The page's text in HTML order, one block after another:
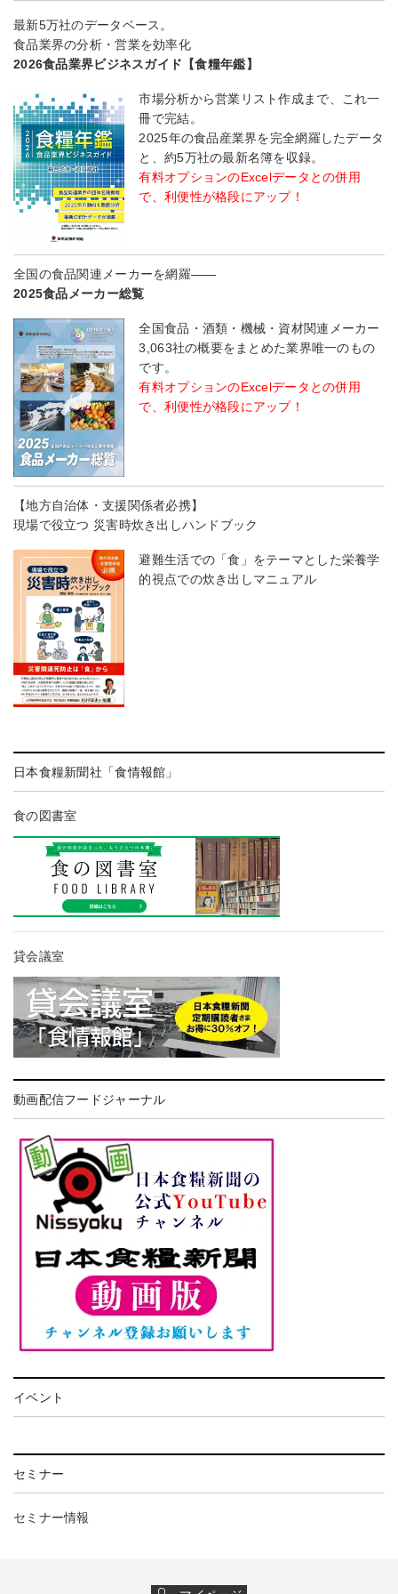
最新5万社のデータベース。
食品業界の分析・営業を効率化
2026食品業界ビジネスガイド【食糧年鑑】
市場分析から営業リスト作成まで、これ一
冊で完結。
2025年の食品産業界を完全網羅したデータ
と、約5万社の最新名簿を収録。
有料オプションのExcelデータとの併用
で、利便性が格段にアップ！
全国の食品関連メーカーを網羅――
2025食品メーカー総覧
全国食品・酒類・機械・資材関連メーカー
3,063社の概要をまとめた業界唯一のもの
です。
有料オプションのExcelデータとの併用
で、利便性が格段にアップ！
【地方自治体・支援関係者必携】
現場で役立つ 災害時炊き出しハンドブック
避難生活での「食」をテーマとした栄養学
的視点での炊き出しマニュアル
日本食糧新聞社「食情報館」
食の図書室
貸会議室
動画配信フードジャーナル
イベント
セミナー
セミナー情報